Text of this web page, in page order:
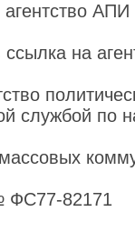
на
службой по
ФС77-82171